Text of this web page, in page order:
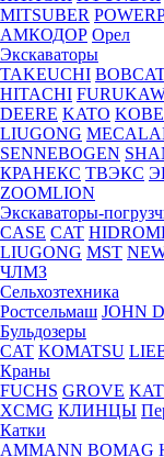
MITSUBER
АМКОДОР Орел
Экскаваторы
TAKEUCHI
HITACHI
DEERE KATO
LIUGONG
SENNEBOGEN
КРАНЕКС ТВЭКС
ZOOMLION
Экскаваторы-
CASE CAT
LIUGONG MST
ЧЛМЗ
Сельхозтехника
Ростсельмаш JOHN
Бульдозеры
CAT KOMATSU
Краны
FUCHS GROVE
XCMG КЛИНЦЫ
Катки
AMMANN BOMAG